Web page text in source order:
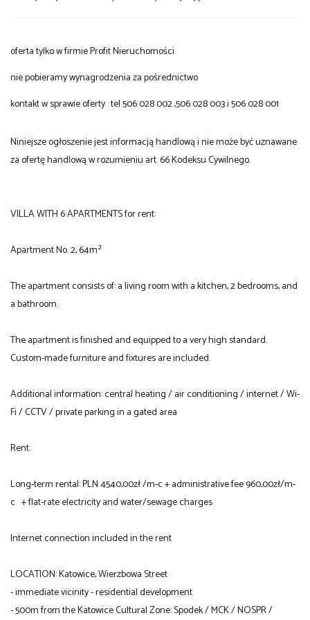
oferta tylko w firmie Profit Nieruchomości
nie pobieramy wynagrodzenia za pośrednictwo
kontakt w sprawie oferty : tel 506 028 002 ,506 028 003 i 506 028 001
Niniejsze ogłoszenie jest informacją handlową i nie może być uznawane
za ofertę handlową w rozumieniu art. 66 Kodeksu Cywilnego.
VILLA WITH 6 APARTMENTS for rent:
Apartment No. 2, 64m²
The apartment consists of: a living room with a kitchen, 2 bedrooms, and
a bathroom.
The apartment is finished and equipped to a very high standard.
Custom-made furniture and fixtures are included.
Additional information: central heating / air conditioning / internet / Wi-
Fi / CCTV / private parking in a gated area
Rent:
Long-term rental: PLN 4540,00zł /m-c + administrative fee 960,00zł/m-
c + flat-rate electricity and water/sewage charges
Internet connection included in the rent
LOCATION: Katowice, Wierzbowa Street
- immediate vicinity - residential development
- 500m from the Katowice Cultural Zone: Spodek / MCK / NOSPR /